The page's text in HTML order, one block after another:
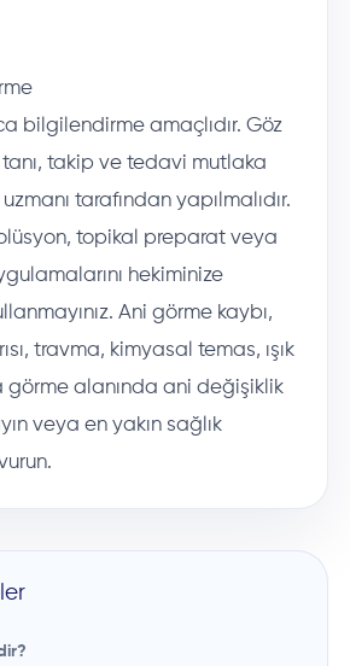
bilgilendirme amaçlıdır. Göz
tanı, takip ve tedavi mutlaka
tarafından yapılmalıdır.
topikal preparat veya
hekiminize
Ani görme kaybı,
travma, kimyasal temas, ışık
görme alanında ani değişiklik
veya en yakın sağlık